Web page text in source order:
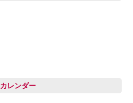
カレンダー